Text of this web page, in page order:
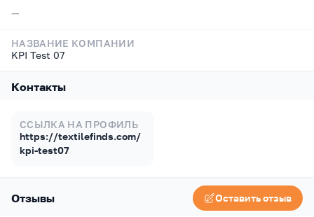
—
НАЗВАНИЕ КОМПАНИИ
KPI Test 07
Контакты
ССЫЛКА НА ПРОФИЛЬ
https://textilefinds.com/
kpi-test07
Отзывы Оставить отзыв